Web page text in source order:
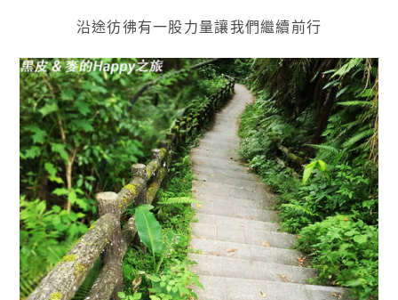
沿途彷彿有一股力量讓我們繼續前行